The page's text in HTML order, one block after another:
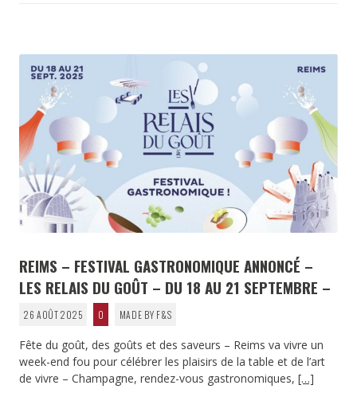
REIMS – FESTIVAL GASTRONOMIQUE ANNONCÉ –
LES RELAIS DU GOÛT – DU 18 AU 21 SEPTEMBRE –
26 AOÛT 2025 0 MADE BY F&S
Fête du goût, des goûts et des saveurs – Reims va vivre un
week-end fou pour célébrer les plaisirs de la table et de l’art
de vivre – Champagne, rendez-vous gastronomiques, […]